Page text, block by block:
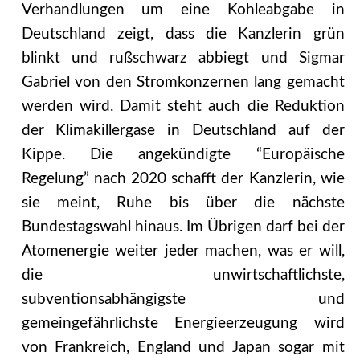
Verhandlungen um eine Kohleabgabe in
Deutschland zeigt, dass die Kanzlerin grün
blinkt und rußschwarz abbiegt und Sigmar
Gabriel von den Stromkonzernen lang gemacht
werden wird. Damit steht auch die Reduktion
der Klimakillergase in Deutschland auf der
Kippe. Die angekündigte “Europäische
Regelung” nach 2020 schafft der Kanzlerin, wie
sie meint, Ruhe bis über die nächste
Bundestagswahl hinaus. Im Übrigen darf bei der
Atomenergie weiter jeder machen, was er will,
die unwirtschaftlichste,
subventionsabhängigste und
gemeingefährlichste Energieerzeugung wird
von Frankreich, England und Japan sogar mit